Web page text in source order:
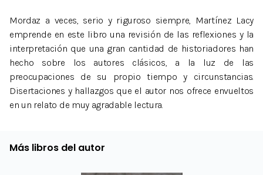
Mordaz a veces, serio y riguroso siempre, Martínez Lacy
emprende en este libro una revisión de las reflexiones y la
interpretación que una gran cantidad de historiadores han
hecho sobre los autores clásicos, a la luz de las
preocupaciones de su propio tiempo y circunstancias.
Disertaciones y hallazgos que el autor nos ofrece envueltos
en un relato de muy agradable lectura.
Más libros del autor